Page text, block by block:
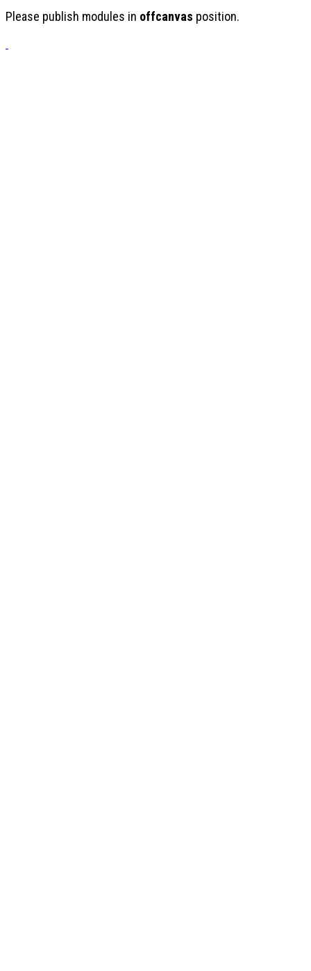
Please publish modules in offcanvas position.